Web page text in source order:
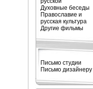
Духовные беседы
Православие и
русская культура
Другие фильмы
Письмо студии
Письмо дизайнеру